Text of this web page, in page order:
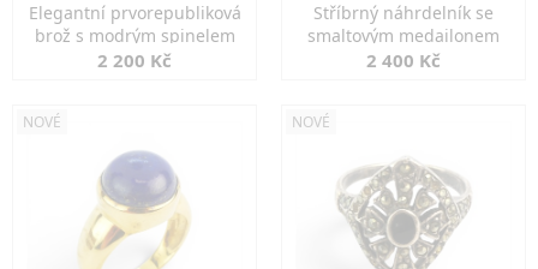
Elegantní prvorepubliková
brož s modrým spinelem
2 200 Kč
Stříbrný náhrdelník se
smaltovým medailonem
2 400 Kč
NOVÉ NOVÉ